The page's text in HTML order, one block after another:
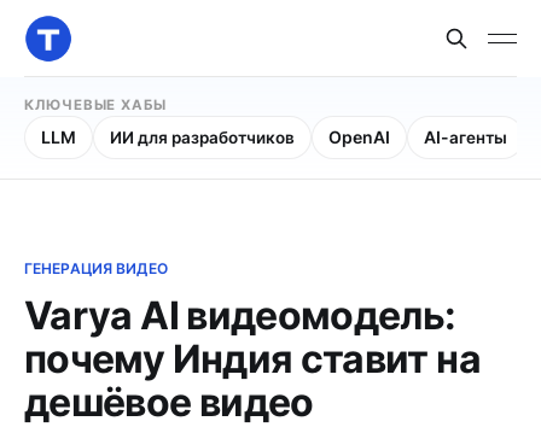
КЛЮЧЕВЫЕ ХАБЫ
LLM ИИ для разработчиков OpenAI AI-агенты
ГЕНЕРАЦИЯ ВИДЕО
Varya AI видеомодель:
почему Индия ставит на
дешёвое видео